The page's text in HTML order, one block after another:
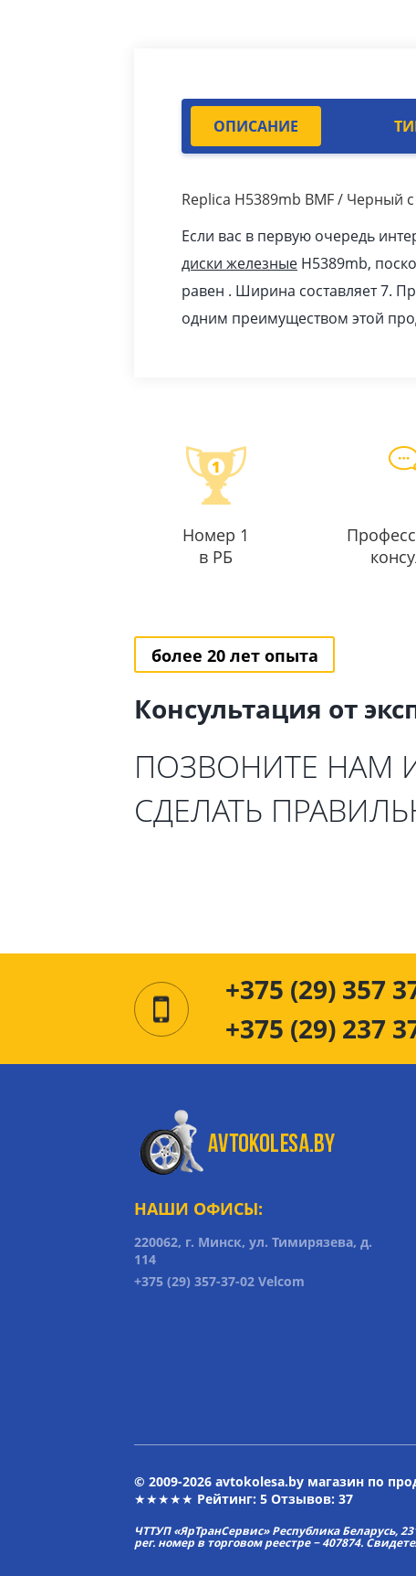
ОПИСАНИЕ
Replica H5389mb BMF / Черный
Если вас в первую очередь
диски железные H5389mb,
равен . Ширина составляет 7.
одним преимуществом этой
Номер 1
в РБ
более 20 лет опыта
Консультация от
ПОЗВОНИТЕ
СДЕЛАТЬ
+375 (29) 357
+375 (29) 237
НАШИ ОФИСЫ:
220062, г. Минск, ул. Тимирязева, д.
114
+375 (29) 357-37-02 Velcom
© 2009-2026 avtokolesa.by магазин по
★★★★★ Рейтинг: 5 Отзывов: 37
ЧТТУП «ЯрТранСервис» Республика Беларусь,
рег. номер в торговом реестре − 407874.